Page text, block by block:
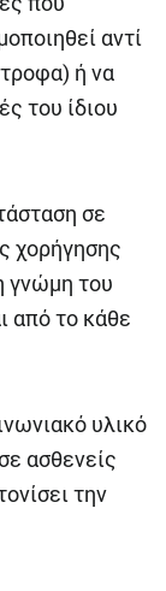
αντί
ή να
του ίδιου
σε
χορήγησης
γνώμη του
από το κάθε
υλικό
ασθενείς
την